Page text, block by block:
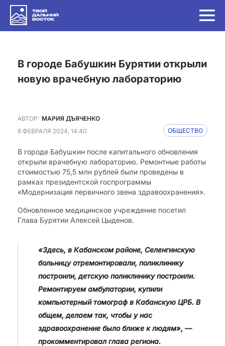
в городе Бабушкин Бурятии открыли
новую врачебную лабораторию
АВТОР: МАРИЯ ДЪЯЧЕНКО
8 ФЕВРАЛЯ 2024, 14:40
ОБЩЕСТВО
В городе Бабушкин после капитального обновления
открыли врачебную лабораторию. Ремонтные работы
стоимостью 75,5 млн рублей были проведены в
рамках президентской госпрограммы
«Модернизация первичного звена здравоохранения».
Обновленное медицинское учреждение посетил
Глава Бурятии Алексей Цыденов.
«Здесь, в Кабанском районе, Селенгинскую
больницу отремонтировали, поликлинику
построили, детскую поликлинику построили.
Ремонтируем амбулатории, купили
компьютерный томограф в Кабанскую ЦРБ. В
общем, делаем так, чтобы у нас
здравоохранение было ближе к людям», —
прокомментировал глава региона.